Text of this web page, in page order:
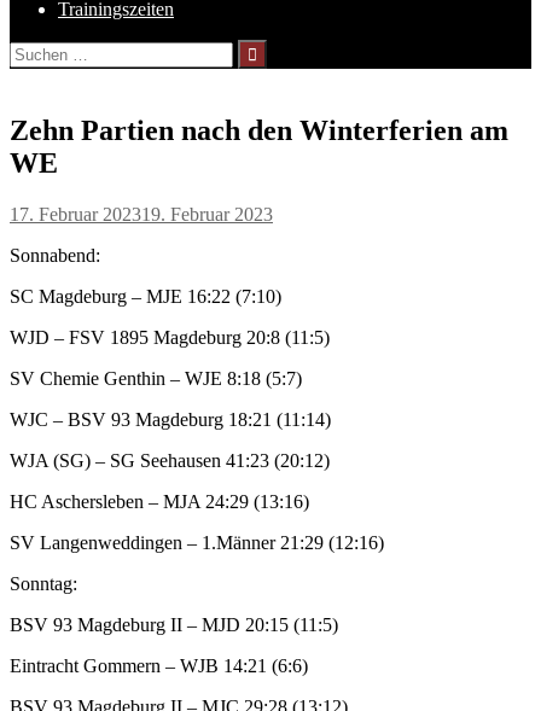
Trainingszeiten
Suchen
nach:
Zehn Partien nach den Winterferien am
WE
17. Februar 202319. Februar 2023
Sonnabend:
SC Magdeburg – MJE 16:22 (7:10)
WJD – FSV 1895 Magdeburg 20:8 (11:5)
SV Chemie Genthin – WJE 8:18 (5:7)
WJC – BSV 93 Magdeburg 18:21 (11:14)
WJA (SG) – SG Seehausen 41:23 (20:12)
HC Aschersleben – MJA 24:29 (13:16)
SV Langenweddingen – 1.Männer 21:29 (12:16)
Sonntag:
BSV 93 Magdeburg II – MJD 20:15 (11:5)
Eintracht Gommern – WJB 14:21 (6:6)
BSV 93 Magdeburg II – MJC 29:28 (13:12)